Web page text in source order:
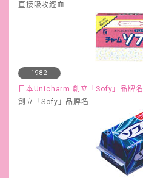
直接吸收經血
1982
日本Unicharm 創立「Sofy」品牌名
創立「Sofy」品牌名